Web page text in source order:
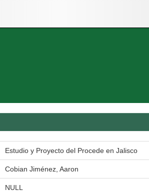
Estudio y Proyecto del Procede en Jalisco
Cobian Jiménez, Aaron
NULL